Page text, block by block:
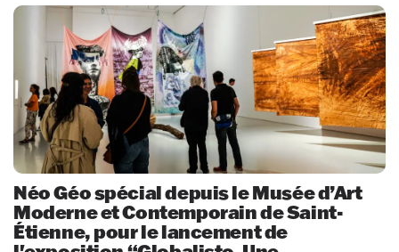
Néo Géo spécial depuis le Musée d’Art
Moderne et Contemporain de Saint-
Étienne, pour le lancement de